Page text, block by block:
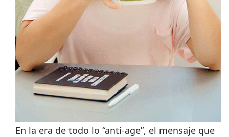
En la era de todo lo “anti-age”, el mensaje que